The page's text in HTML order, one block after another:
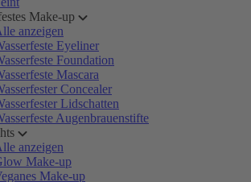
Make-up
anzeigen
Eyeliner
Foundation
Mascara
Concealer
Lidschatten
Augenbrauenstifte
anzeigen
Make-up
Make-up